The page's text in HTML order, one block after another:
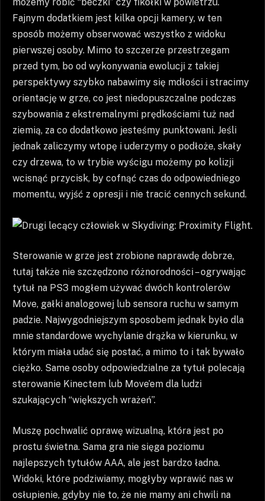
Fajnym dodatkiem jest kilka opcji kamery, w ten
sposób możemy obserwować wszystko z widoku
pierwszej osoby. Mimo to szczerze przestrzegam
przed tym, bo od wykonywania ewolucji z takiej
perspektywy szybko nabawimy się mdłości i stracimy
orientację w grze, co jest niedopuszczalne podczas
szybowania z ekstremalnymi prędkościami tuż nad
ziemią, za co dodatkowo jesteśmy punktowani. Jeśli
jednak zaliczymy wtopę i uderzymy o podłoże, skały
czy drzewa, to w trybie wyścigu możemy po kolizji
wcisnąć przycisk, by cofnąć czas do odpowiedniego
momentu, wyjść z opresji i nie tracić cennych sekund.
Sterowanie w grze jest zrobione naprawdę dobrze,
tutaj także nie szczędzono różnorodności – ogrywając
tytuł na PS3 mogłem używać dwóch kontrolerów
Move, gałki analogowej lub sensora ruchu w samym
padzie. Najwygodniejszym sposobem jednak było dla
mnie standardowe wychylanie drążka w kierunku, w
którym miała udać się postać, a mimo to i tak bywało
ciężko. Same osoby odpowiedzialne za tytuł polecają
sterowanie Kinectem lub Move’em dla ludzi
szukających “większych wrażeń”.
Muszę pochwalić oprawę wizualną, która jest po
prostu świetna. Sama gra nie sięga poziomu
najlepszych tytułów AAA, ale jest bardzo ładna.
Widoki, które podziwiamy, mogłyby wprawić nas w
osłupienie, gdyby nie to, że nie mamy ani chwili na